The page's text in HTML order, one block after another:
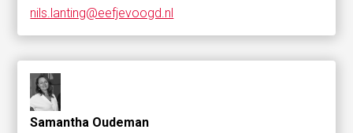
nils.lanting@eefjevoogd.nl
Samantha Oudeman